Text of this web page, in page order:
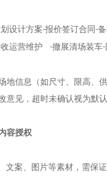
设计方案-报价签订合同 -
运营维护 -撤展清场装车-
地信息（如尺寸、限高、
意见，超时未确认视为默认
容授权
、文案、图片等素材，需保